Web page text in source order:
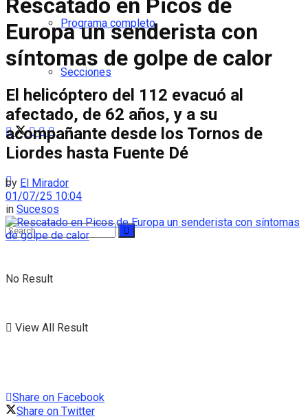
Programa completo
Secciones
No Result
View All Result
Rescatado en Picos de
Europa un senderista con
síntomas de golpe de calor
El helicóptero del 112 evacuó al
afectado, de 62 años, y a su
acompañante desde los Tornos de
Liordes hasta Fuente Dé
by El Mirador
01/07/25 10:04
in Sucesos
Share on Facebook
Share on Twitter